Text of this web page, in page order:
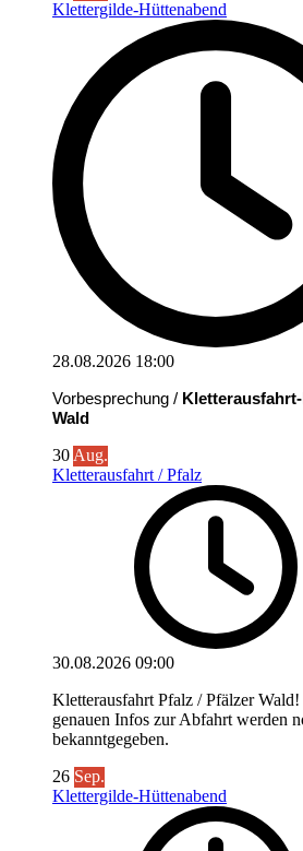
Klettergilde-Hüttenabend
28.08.2026 18:00
Vorbesprechung /
Wald
30Aug.
Kletterausfahrt / Pfalz
30.08.2026 09:00
Kletterausfahrt Pfalz / Pfälzer
genauen Infos zur Abfahrt werden
bekanntgegeben.
26 Sep.
Klettergilde-Hüttenabend